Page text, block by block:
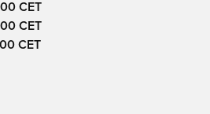
CET
CET
CET